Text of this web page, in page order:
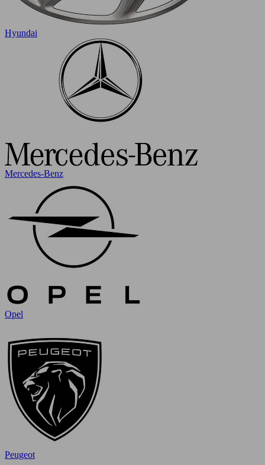
Hyundai
Mercedes-Benz
Opel
Peugeot